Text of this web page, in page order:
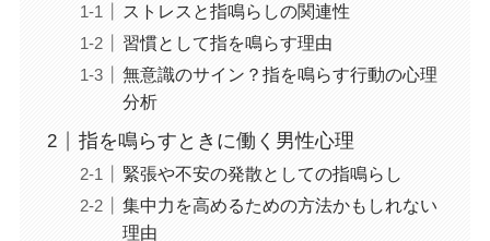
ストレスと指鳴らしの関連性
習慣として指を鳴らす理由
無意識のサイン？指を鳴らす行動の心理
分析
指を鳴らすときに働く男性心理
緊張や不安の発散としての指鳴らし
集中力を高めるための方法かもしれない
理由